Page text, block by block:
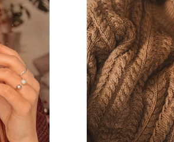
Ja
Ja
Unisex
Brillen
Oliver Peoples